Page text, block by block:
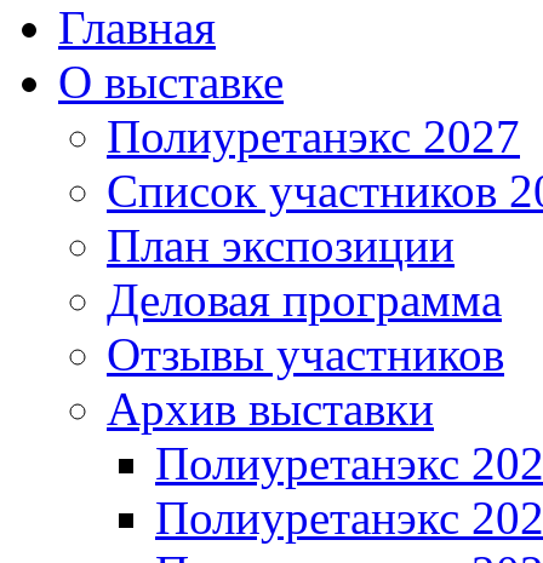
Главная
О выставке
Полиуретанэкс 2027
Список участников
План экспозиции
Деловая программа
Отзывы участников
Архив выставки
Полиуретанэкс
Полиуретанэкс